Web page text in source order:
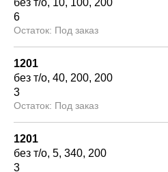
без т/о 10 100 200
6
Под заказ
1201
без т/о 40 200 200
3
Под заказ
1201
без т/о 5 340 200
3